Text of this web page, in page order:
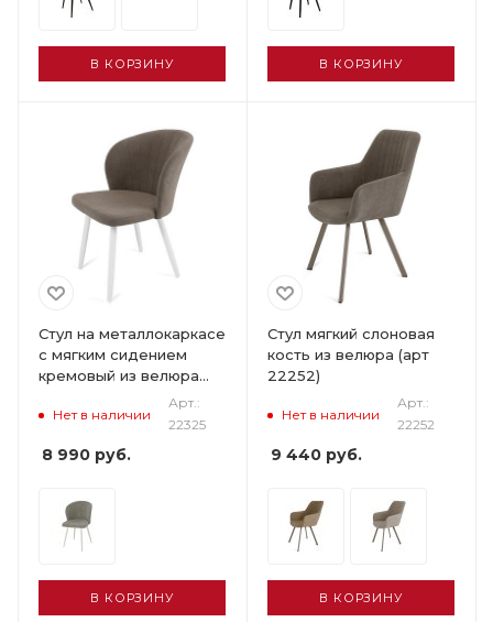
В КОРЗИНУ В КОРЗИНУ
Стул на металлокаркасе
с мягким сидением
кремовый из велюра
Нет в наличии
Арт.:
22325
8 990 руб.
В КОРЗИНУ
Стул мягкий слоновая
кость из велюра (арт
22252)
Нет в наличии
Арт.:
22252
9 440 руб.
В КОРЗИНУ